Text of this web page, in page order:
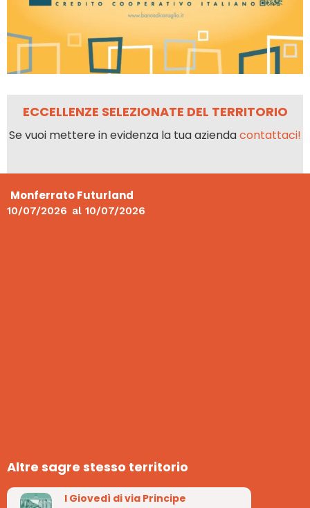
ECCELLENZE SELEZIONATE DEL TERRITORIO
Se vuoi mettere in evidenza la tua aziendacontattaci!
Monferrato Futurland
10/07/2026 al 10/07/2026
Altre sagre stesso territorio
I Giovedì di via Principe